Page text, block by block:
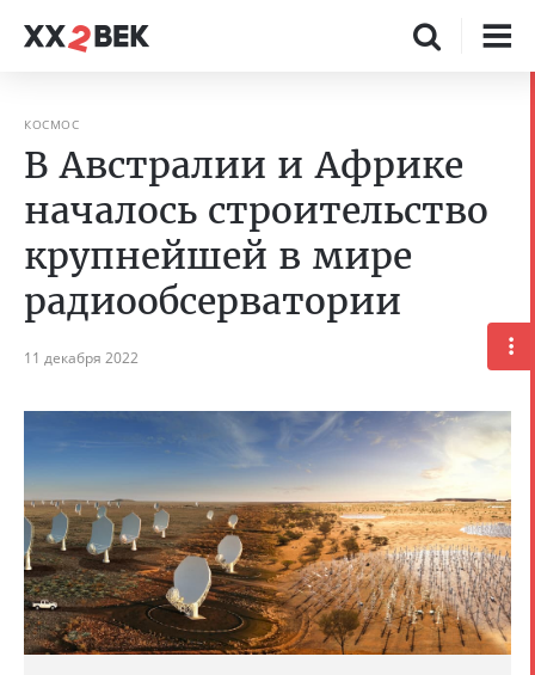
КОСМОС
В Австралии и Африке
началось строительство
крупнейшей в мире
радиообсерватории
11 декабря 2022